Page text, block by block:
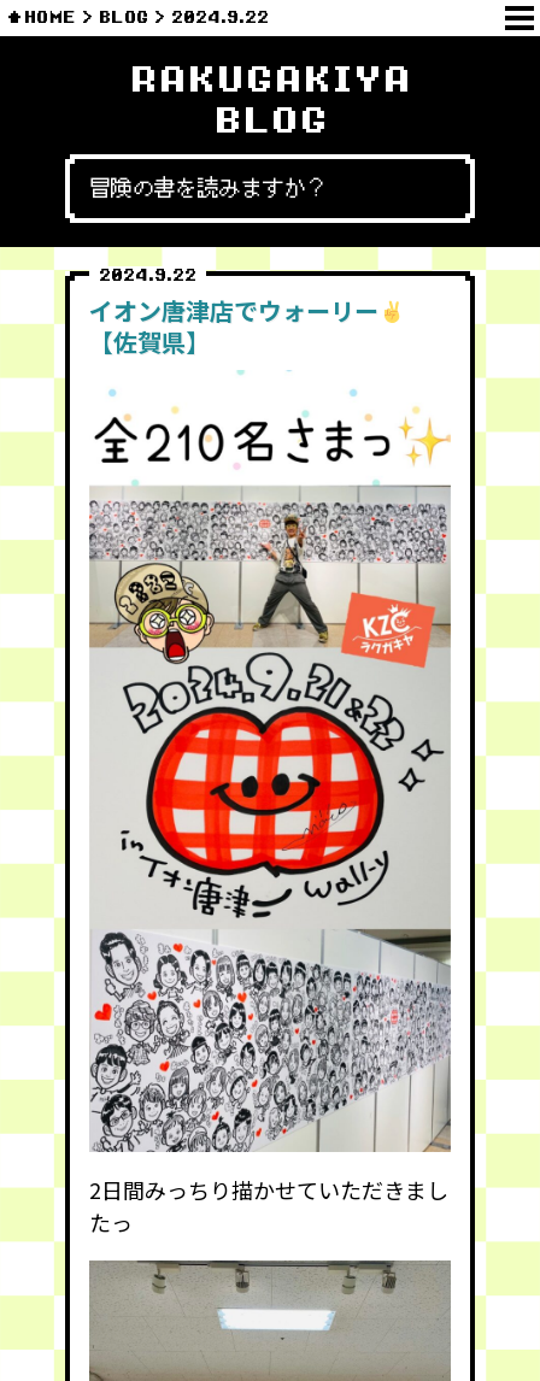
HOME BLOG 2024.9.22
RAKUGAKIYA
BLOG
冒険の書を読みますか？
2024.9.22
イオン唐津店でウォーリー
【佐賀県】
2日間みっちり描かせていただきまし
たっ